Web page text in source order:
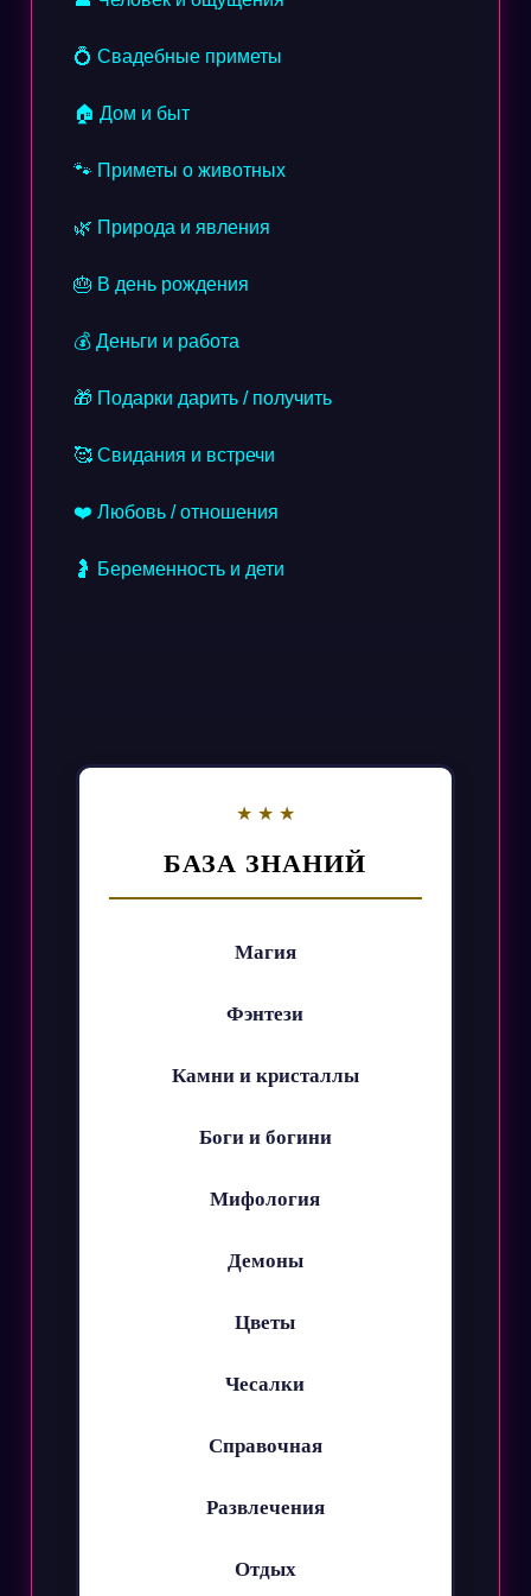
💍 Свадебные приметы
🏠 Дом и быт
🐾 Приметы о животных
🌿 Природа и явления
🎂 В день рождения
💰 Деньги и работа
🎁 Подарки дарить / получить
🥰 Свидания и встречи
❤️ Любовь / отношения
🤰 Беременность и дети
БАЗА ЗНАНИЙ
Магия
Фэнтези
Камни и кристаллы
Боги и богини
Мифология
Демоны
Цветы
Чесалки
Справочная
Развлечения
Отдых